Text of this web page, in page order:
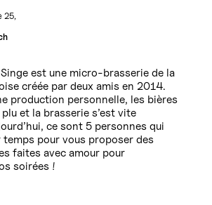
25,
est une micro-brasserie de la
créée par deux amis en 2014.
production personnelle, les bières
et la brasserie s’est vite
ce sont 5 personnes qui
pour vous proposer des
faites avec amour pour
soirées !